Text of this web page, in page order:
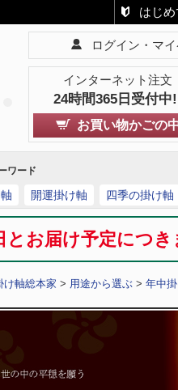
はじ
ログイン・マ
インターネット注文
24時間365日受付中
お買い物かごの
ワード
開運掛け軸 四季の掛け軸
とお届け予定につ
け軸総本家 > 用途から選ぶ > 年中